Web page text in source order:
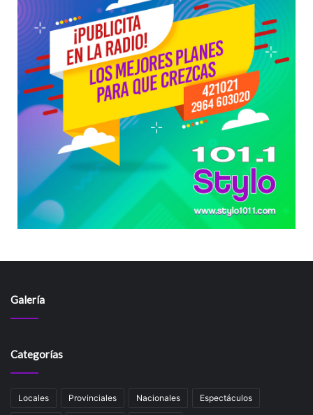
Galería
Categorías
Locales Provinciales Nacionales Espectáculos